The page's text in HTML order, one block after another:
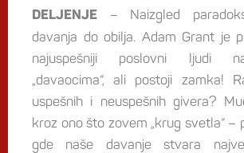
DELJENJE – Naizgled
davanja do obilja. Adam Grant je
najuspešniji poslovni ljudi
„davaocima“, ali postoji zamka!
uspešnih i neuspešnih givera?
kroz ono što zovem „krug svetla“ –
gde naše davanje stvara